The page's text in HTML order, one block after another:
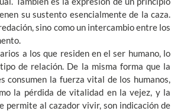
su sustento esencialmente de la caza.
sino como un intercambio entre los
a los que residen en el ser humano, lo
de relación. De la misma forma que la
consumen la fuerza vital de los humanos,
la pérdida de vitalidad en la vejez, y la
permite al cazador vivir, son indicación de